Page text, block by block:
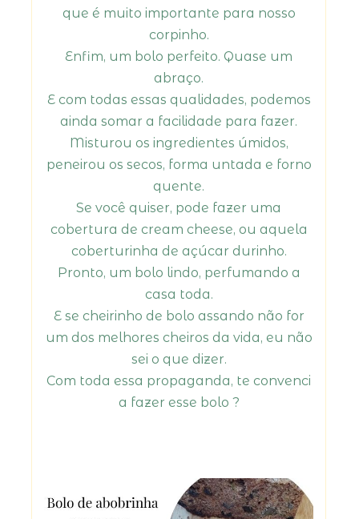
que é muito importante para nosso
corpinho.
Enfim, um bolo perfeito. Quase um
abraço.
E com todas essas qualidades, podemos
ainda somar a facilidade para fazer.
Misturou os ingredientes úmidos,
peneirou os secos, forma untada e forno
quente.
Se você quiser, pode fazer uma
cobertura de cream cheese, ou aquela
coberturinha de açúcar durinho.
Pronto, um bolo lindo, perfumando a
casa toda.
E se cheirinho de bolo assando não for
um dos melhores cheiros da vida, eu não
sei o que dizer.
Com toda essa propaganda, te convenci
a fazer esse bolo ?